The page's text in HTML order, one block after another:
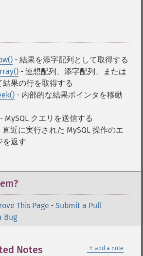
- 結果を添字配列として取得する
- 連想配列、添字配列、または
結果の行を取得する
- 内部的な結果ポインタを移動
- MySQL クエリを送信する
直近に実行された MySQL 操作のエ
を返す
This Page • Submit a Pull
Bug
＋ add a note
Notes